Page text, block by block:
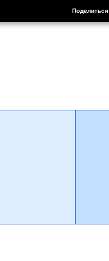
Поделиться